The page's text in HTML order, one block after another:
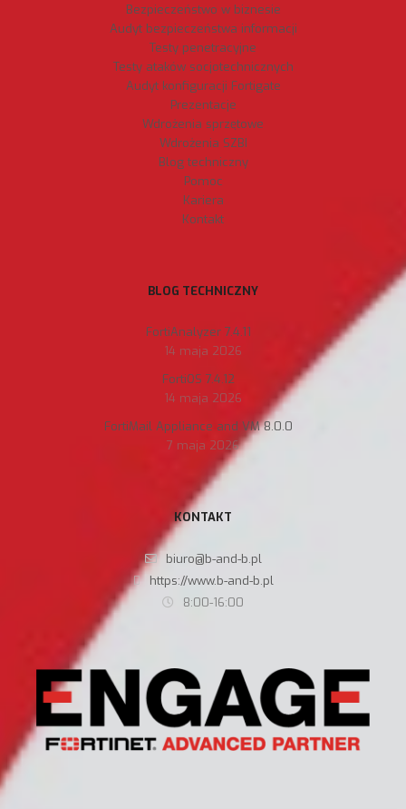
Bezpieczeństwo w biznesie
Audyt bezpieczeństwa informacji
Testy penetracyjne
Testy ataków socjotechnicznych
Audyt konfiguracji Fortigate
Prezentacje
Wdrożenia sprzętowe
Wdrożenia SZBI
Blog techniczny
Pomoc
Kariera
Kontakt
BLOG TECHNICZNY
FortiAnalyzer 7.4.11
14 maja 2026
FortiOS 7.4.12
14 maja 2026
FortiMail Appliance and VM 8.0.0
7 maja 2026
KONTAKT
biuro@b-and-b.pl
https://www.b-and-b.pl
8:00-16:00